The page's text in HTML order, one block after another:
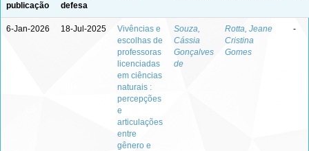
publicação
defesa
6-Jan-2026 18-Jul-2025
Vivências e
escolhas de
professoras
licenciadas
em ciências
naturais :
percepções
e
articulações
entre
gênero e
Souza,
Cássia
Gonçalves
de
Rotta, Jeane
Cristina
Gomes
-